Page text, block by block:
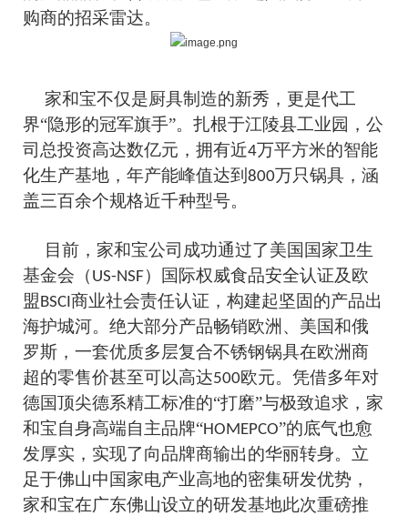
购商的招采雷达。
家和宝不仅是厨具制造的新秀，更是代工
界“隐形的冠军旗手”。扎根于江陵县工业园，公
司总投资高达数亿元，拥有近4万平方米的智能
化生产基地，年产能峰值达到 800万只锅具，涵
盖三百余个规格近千种型号。
目前，家和宝公司成功通过了美国国家卫生
基金会（ US-NSF）国际权威食品安全认证及欧
盟BSCI商业社会责任认证，构建起坚固的产品出
海护城河。绝大部分产品畅销欧洲、美国和俄
罗斯，一套优质多层复合不锈钢锅具在欧洲商
超的零售价甚至可以高达500欧元。凭借多年对
德国顶尖德系精工标准的“打磨”与极致追求，家
和宝自身高端自主品牌“HOMEPCO”的底气也愈
发厚实，实现了向品牌商输出的华丽转身。立
足于佛山中国家电产业高地的密集研发优势，
家和宝在广东佛山设立的研发基地此次重磅推